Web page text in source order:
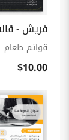
فريش -
قوائم طعام
$10.00